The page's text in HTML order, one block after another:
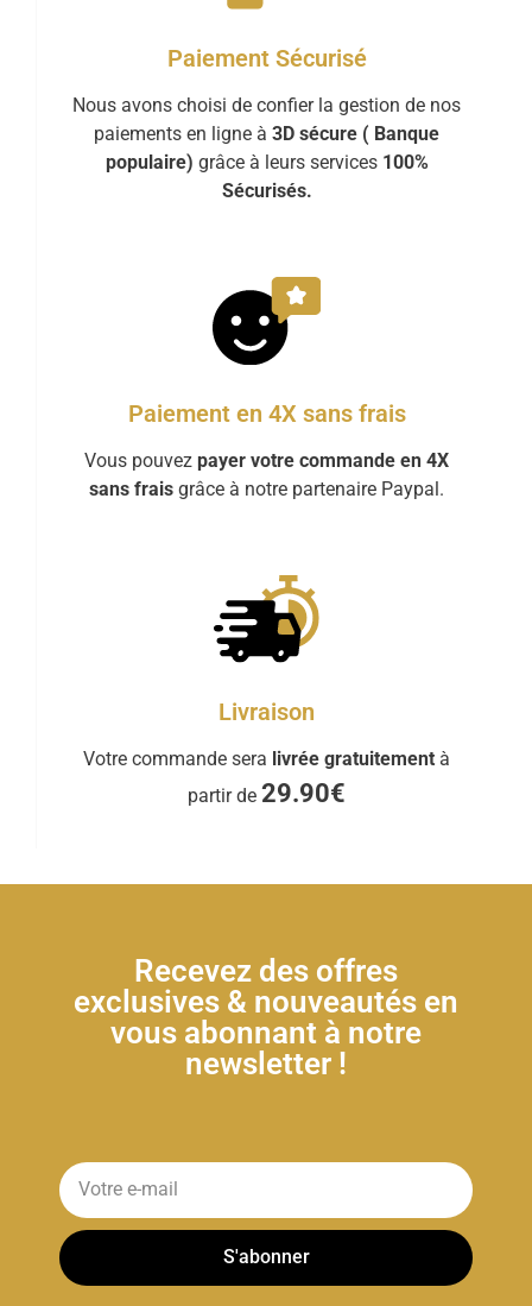
Paiement Sécurisé
Nous avons choisi de confier la gestion de nos
paiements en ligne à 3D sécure ( Banque
populaire) grâce à leurs services 100%
Sécurisés.
Paiement en 4X sans frais
Vous pouvez payer votre commande en 4X
sans frais grâce à notre partenaire Paypal.
Livraison
Votre commande sera livrée gratuitement à
partir de 29.90€
Recevez des offres
exclusives & nouveautés en
vous abonnant à notre
newsletter !
S'abonner